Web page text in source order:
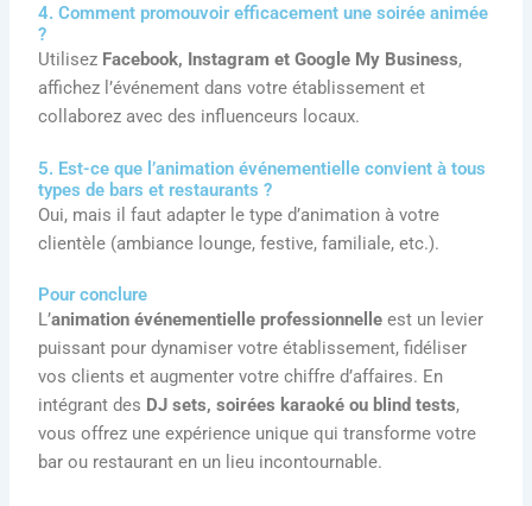
4. Comment promouvoir efficacement une soirée animée
?
Utilisez Facebook, Instagram et Google My Business,
affichez l’événement dans votre établissement et
collaborez avec des influenceurs locaux.
5. Est-ce que l’animation événementielle convient à tous
types de bars et restaurants ?
Oui, mais il faut adapter le type d’animation à votre
clientèle (ambiance lounge, festive, familiale, etc.).
Pour conclure
L’animation événementielle professionnelle est un levier
puissant pour dynamiser votre établissement, fidéliser
vos clients et augmenter votre chiffre d’affaires. En
intégrant des DJ sets, soirées karaoké ou blind tests,
vous offrez une expérience unique qui transforme votre
bar ou restaurant en un lieu incontournable.